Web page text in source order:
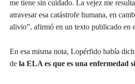
me tiene sin cuidado. La vejez me
atravesar esa catástrofe humana, en
alivio”, afirmó en un texto publicado en
En esa misma nota, Lopérfido había
de la ELA es que es una enfermedad